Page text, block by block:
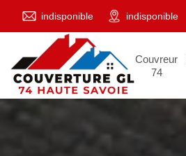
indisponible indisponible
Couvreur
74